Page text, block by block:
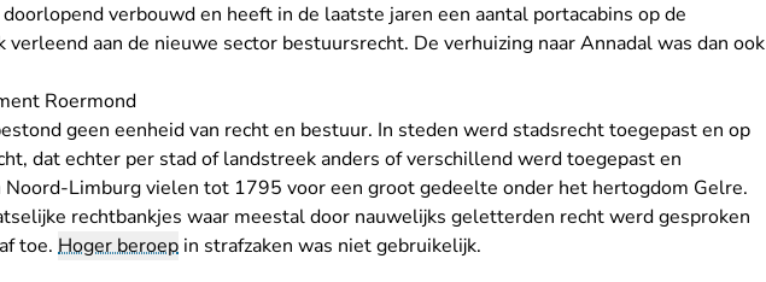
verbouwd en heeft in de laatste jaren een aantal portacabins op de
verleend aan de nieuwe sector bestuursrecht. De verhuizing naar Annadal was dan ook
Roermond
geen eenheid van recht en bestuur. In steden werd stadsrecht toegepast en op
dat echter per stad of landstreek anders of verschillend werd toegepast en
Limburg vielen tot 1795 voor een groot gedeelte onder het hertogdom Gelre.
rechtbankjes waar meestal door nauwelijks geletterden recht werd gesproken
toe. Hoger beroep in strafzaken was niet gebruikelijk.